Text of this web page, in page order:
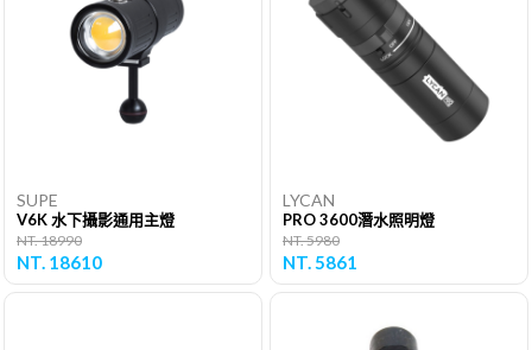
SUPE
V6K 水下攝影通用主燈
NT. 18990
NT. 18610
LYCAN
PRO 3600潛水照明燈
NT. 5980
NT. 5861